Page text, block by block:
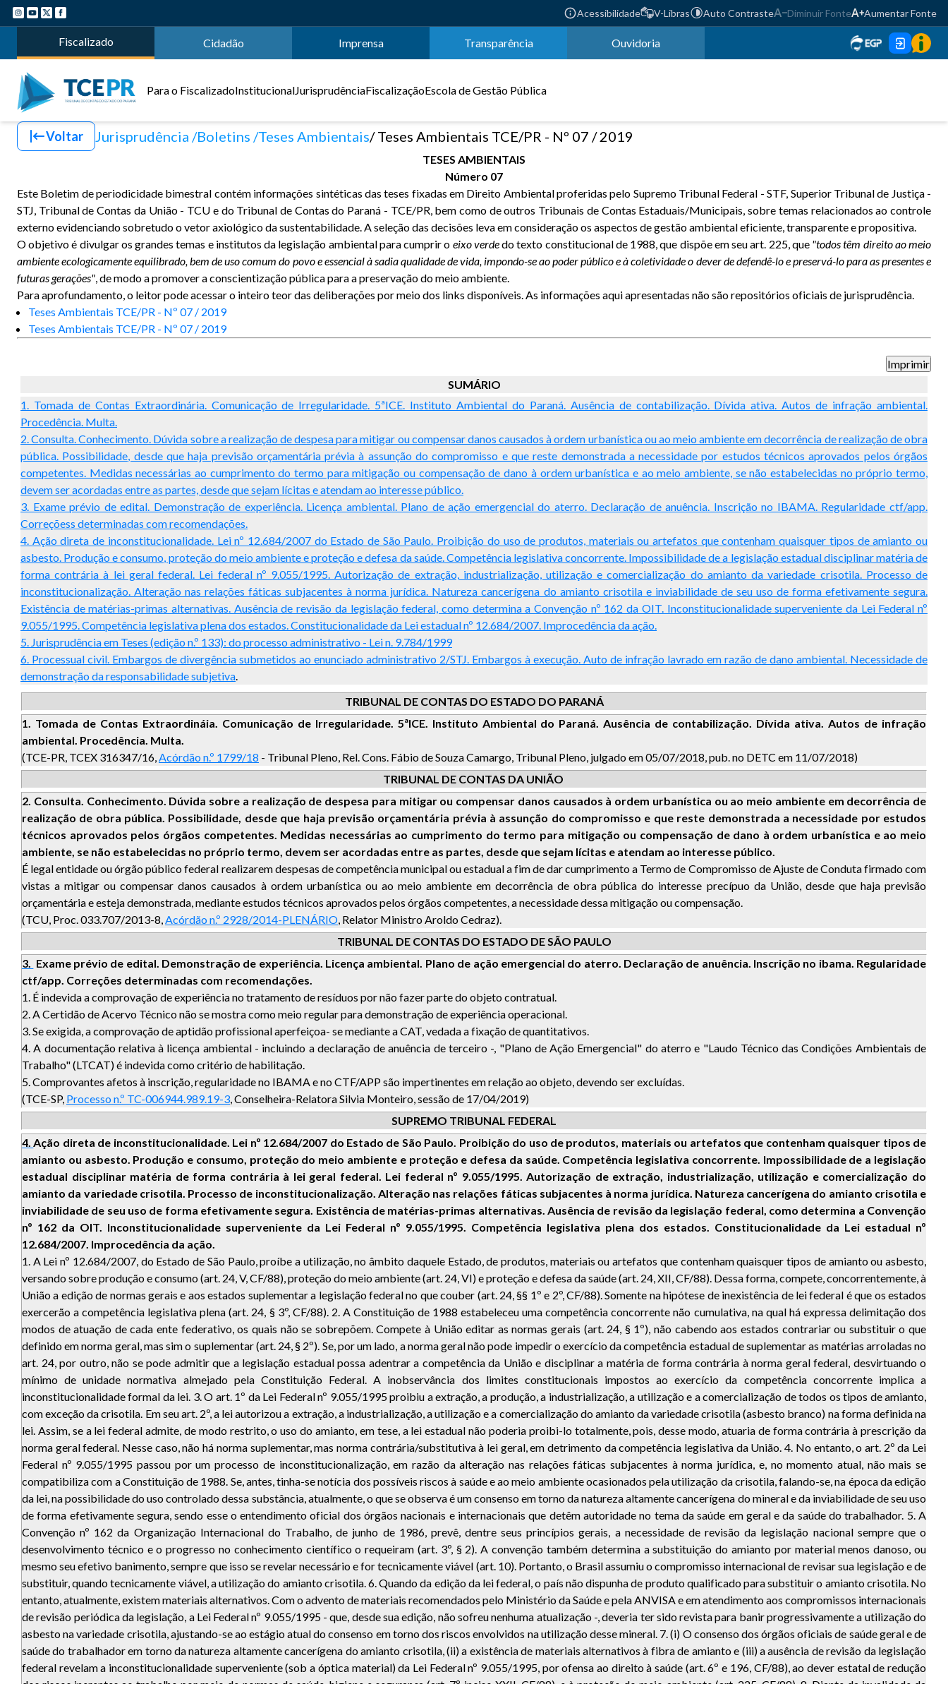
Acessibilidade V-Libras Auto Contraste Diminuir Fonte Aumentar Fonte
Fiscalizado Cidadão Imprensa Transparência Ouvidoria
Para o FiscalizadoInstitucionalJurisprudênciaFiscalizaçãoEscola de Gestão Pública
Voltar Jurisprudência Boletins Teses Ambientais Teses Ambientais TCE/PR - Nº 07 / 2019
TESES AMBIENTAIS
Número 07
Este Boletim de periodicidade bimestral contém informações sintéticas das teses fixadas em Direito Ambiental proferidas pelo Supremo Tribunal Federal - STF, Superior Tribunal de Justiça -
STJ, Tribunal de Contas da União - TCU e do Tribunal de Contas do Paraná - TCE/PR, bem como de outros Tribunais de Contas Estaduais/Municipais, sobre temas relacionados ao controle
externo evidenciando sobretudo o vetor axiológico da sustentabilidade. A seleção das decisões leva em consideração os aspectos de gestão ambiental eficiente, transparente e propositiva.
O objetivo é divulgar os grandes temas e institutos da legislação ambiental para cumprir o eixo verdedo texto constitucional de 1988, que dispõe em seu art. 225, que "todos têm direito ao meio
ambiente ecologicamente equilibrado, bem de uso comum do povo e essencial à sadia qualidade de vida, impondo-se ao poder público e à coletividade o dever de defendê-lo e preservá-lo para as presentes e
futuras gerações", de modo a promover a conscientização pública para a preservação do meio ambiente.
Para aprofundamento, o leitor pode acessar o inteiro teor das deliberações por meio dos links disponíveis. As informações aqui apresentadas não são repositórios oficiais de jurisprudência.
Teses Ambientais TCE/PR - Nº 07 / 2019
Teses Ambientais TCE/PR - Nº 07 / 2019
SUMÁRIO
1. Tomada de Contas Extraordinária. Comunicação de Irregularidade. 5ªICE. Instituto Ambiental do Paraná. Ausência de contabilização. Dívida ativa. Autos de infração ambiental.
Procedência. Multa.
2. Consulta. Conhecimento. Dúvida sobre a realização de despesa para mitigar ou compensar danos causados à ordem urbanística ou ao meio ambiente em decorrência de realização de obra
pública. Possibilidade, desde que haja previsão orçamentária prévia à assunção do compromisso e que reste demonstrada a necessidade por estudos técnicos aprovados pelos órgãos
competentes. Medidas necessárias ao cumprimento do termo para mitigação ou compensação de dano à ordem urbanística e ao meio ambiente, se não estabelecidas no próprio termo,
devem ser acordadas entre as partes, desde que sejam lícitas e atendam ao interesse público.
3. Exame prévio de edital. Demonstração de experiência. Licença ambiental. Plano de ação emergencial do aterro. Declaração de anuência. Inscrição no IBAMA. Regularidade ctf/app.
Correçõess determinadas com recomendações.
4. Ação direta de inconstitucionalidade. Lei nº 12.684/2007 do Estado de São Paulo. Proibição do uso de produtos, materiais ou artefatos que contenham quaisquer tipos de amianto ou
asbesto. Produção e consumo, proteção do meio ambiente e proteção e defesa da saúde. Competência legislativa concorrente. Impossibilidade de a legislação estadual disciplinar matéria de
forma contrária à lei geral federal. Lei federal nº 9.055/1995. Autorização de extração, industrialização, utilização e comercialização do amianto da variedade crisotila. Processo de
inconstitucionalização. Alteração nas relações fáticas subjacentes à norma jurídica. Natureza cancerígena do amianto crisotila e inviabilidade de seu uso de forma efetivamente segura.
Existência de matérias-primas alternativas. Ausência de revisão da legislação federal, como determina a Convenção nº 162 da OIT. Inconstitucionalidade superveniente da Lei Federal nº
9.055/1995. Competência legislativa plena dos estados. Constitucionalidade da Lei estadual nº 12.684/2007. Improcedência da ação.
5. Jurisprudência em Teses (edição n.º 133): do processo administrativo - Lei n. 9.784/1999
6. Processual civil. Embargos de divergência submetidos ao enunciado administrativo 2/STJ. Embargos à execução. Auto de infração lavrado em razão de dano ambiental. Necessidade de
demonstração da responsabilidade subjetiva.
TRIBUNAL DE CONTAS DO ESTADO DO PARANÁ
1. Tomada de Contas Extraordináia. Comunicação de Irregularidade. 5ªICE. Instituto Ambiental do Paraná. Ausência de contabilização. Dívida ativa. Autos de infração
ambiental. Procedência. Multa.
(TCE-PR, TCEX 316347/16,Acórdão n.º 1799/18 - Tribunal Pleno, Rel. Cons. Fábio de Souza Camargo, Tribunal Pleno, julgado em 05/07/2018, pub. no DETC em 11/07/2018)
TRIBUNAL DE CONTAS DA UNIÃO
2. Consulta. Conhecimento. Dúvida sobre a realização de despesa para mitigar ou compensar danos causados à ordem urbanística ou ao meio ambiente em decorrência de
realização de obra pública. Possibilidade, desde que haja previsão orçamentária prévia à assunção do compromisso e que reste demonstrada a necessidade por estudos
técnicos aprovados pelos órgãos competentes. Medidas necessárias ao cumprimento do termo para mitigação ou compensação de dano à ordem urbanística e ao meio
ambiente, se não estabelecidas no próprio termo, devem ser acordadas entre as partes, desde que sejam lícitas e atendam ao interesse público.
É legal entidade ou órgão público federal realizarem despesas de competência municipal ou estadual a fim de dar cumprimento a Termo de Compromisso de Ajuste de Conduta firmado com
vistas a mitigar ou compensar danos causados à ordem urbanística ou ao meio ambiente em decorrência de obra pública do interesse precípuo da União, desde que haja previsão
orçamentária e esteja demonstrada, mediante estudos técnicos aprovados pelos órgãos competentes, a necessidade dessa mitigação ou compensação.
(TCU, Proc. 033.707/2013-8,Acórdão n.º 2928/2014-PLENÁRIO, Relator Ministro Aroldo Cedraz).
TRIBUNAL DE CONTAS DO ESTADO DE SÃO PAULO
3. Exame prévio de edital. Demonstração de experiência. Licença ambiental. Plano de ação emergencial do aterro. Declaração de anuência. Inscrição no ibama. Regularidade
ctf/app. Correções determinadas com recomendações.
1. É indevida a comprovação de experiência no tratamento de resíduos por não fazer parte do objeto contratual.
2. A Certidão de Acervo Técnico não se mostra como meio regular para demonstração de experiência operacional.
3. Se exigida, a comprovação de aptidão profissional aperfeiçoa- se mediante a CAT, vedada a fixação de quantitativos.
4. A documentação relativa à licença ambiental - incluindo a declaração de anuência de terceiro -, "Plano de Ação Emergencial" do aterro e "Laudo Técnico das Condições Ambientais de
Trabalho" (LTCAT) é indevida como critério de habilitação.
5. Comprovantes afetos à inscrição, regularidade no IBAMA e no CTF/APP são impertinentes em relação ao objeto, devendo ser excluídas.
(TCE-SP, Processo n.º TC-006944.989.19-3, Conselheira-Relatora Silvia Monteiro, sessão de 17/04/2019)
SUPREMO TRIBUNAL FEDERAL
4.Ação direta de inconstitucionalidade. Lei nº 12.684/2007 do Estado de São Paulo. Proibição do uso de produtos, materiais ou artefatos que contenham quaisquer tipos de
amianto ou asbesto. Produção e consumo, proteção do meio ambiente e proteção e defesa da saúde. Competência legislativa concorrente. Impossibilidade de a legislação
estadual disciplinar matéria de forma contrária à lei geral federal. Lei federal nº 9.055/1995. Autorização de extração, industrialização, utilização e comercialização do
amianto da variedade crisotila. Processo de inconstitucionalização. Alteração nas relações fáticas subjacentes à norma jurídica. Natureza cancerígena do amianto crisotila e
inviabilidade de seu uso de forma efetivamente segura. Existência de matérias-primas alternativas. Ausência de revisão da legislação federal, como determina a Convenção
nº 162 da OIT. Inconstitucionalidade superveniente da Lei Federal nº 9.055/1995. Competência legislativa plena dos estados. Constitucionalidade da Lei estadual nº
12.684/2007. Improcedência da ação.
1. A Lei nº 12.684/2007, do Estado de São Paulo, proíbe a utilização, no âmbito daquele Estado, de produtos, materiais ou artefatos que contenham quaisquer tipos de amianto ou asbesto,
versando sobre produção e consumo (art. 24, V, CF/88), proteção do meio ambiente (art. 24, VI) e proteção e defesa da saúde (art. 24, XII, CF/88). Dessa forma, compete, concorrentemente, à
União a edição de normas gerais e aos estados suplementar a legislação federal no que couber (art. 24, §§ 1º e 2º, CF/88). Somente na hipótese de inexistência de lei federal é que os estados
exercerão a competência legislativa plena (art. 24, § 3º, CF/88). 2. A Constituição de 1988 estabeleceu uma competência concorrente não cumulativa, na qual há expressa delimitação dos
modos de atuação de cada ente federativo, os quais não se sobrepõem. Compete à União editar as normas gerais (art. 24, § 1º), não cabendo aos estados contrariar ou substituir o que
definido em norma geral, mas sim o suplementar (art. 24, § 2º). Se, por um lado, a norma geral não pode impedir o exercício da competência estadual de suplementar as matérias arroladas no
art. 24, por outro, não se pode admitir que a legislação estadual possa adentrar a competência da União e disciplinar a matéria de forma contrária à norma geral federal, desvirtuando o
mínimo de unidade normativa almejado pela Constituição Federal. A inobservância dos limites constitucionais impostos ao exercício da competência concorrente implica a
inconstitucionalidade formal da lei. 3. O art. 1º da Lei Federal nº 9.055/1995 proibiu a extração, a produção, a industrialização, a utilização e a comercialização de todos os tipos de amianto,
com exceção da crisotila. Em seu art. 2º, a lei autorizou a extração, a industrialização, a utilização e a comercialização do amianto da variedade crisotila (asbesto branco) na forma definida na
lei. Assim, se a lei federal admite, de modo restrito, o uso do amianto, em tese, a lei estadual não poderia proibi-lo totalmente, pois, desse modo, atuaria de forma contrária à prescrição da
norma geral federal. Nesse caso, não há norma suplementar, mas norma contrária/substitutiva à lei geral, em detrimento da competência legislativa da União. 4. No entanto, o art. 2º da Lei
Federal nº 9.055/1995 passou por um processo de inconstitucionalização, em razão da alteração nas relações fáticas subjacentes à norma jurídica, e, no momento atual, não mais se
compatibiliza com a Constituição de 1988. Se, antes, tinha-se notícia dos possíveis riscos à saúde e ao meio ambiente ocasionados pela utilização da crisotila, falando-se, na época da edição
da lei, na possibilidade do uso controlado dessa substância, atualmente, o que se observa é um consenso em torno da natureza altamente cancerígena do mineral e da inviabilidade de seu uso
de forma efetivamente segura, sendo esse o entendimento oficial dos órgãos nacionais e internacionais que detêm autoridade no tema da saúde em geral e da saúde do trabalhador. 5. A
Convenção nº 162 da Organização Internacional do Trabalho, de junho de 1986, prevê, dentre seus princípios gerais, a necessidade de revisão da legislação nacional sempre que o
desenvolvimento técnico e o progresso no conhecimento científico o requeiram (art. 3º, § 2). A convenção também determina a substituição do amianto por material menos danoso, ou
mesmo seu efetivo banimento, sempre que isso se revelar necessário e for tecnicamente viável (art. 10). Portanto, o Brasil assumiu o compromisso internacional de revisar sua legislação e de
substituir, quando tecnicamente viável, a utilização do amianto crisotila. 6. Quando da edição da lei federal, o país não dispunha de produto qualificado para substituir o amianto crisotila. No
entanto, atualmente, existem materiais alternativos. Com o advento de materiais recomendados pelo Ministério da Saúde e pela ANVISA e em atendimento aos compromissos internacionais
de revisão periódica da legislação, a Lei Federal nº 9.055/1995 - que, desde sua edição, não sofreu nenhuma atualização -, deveria ter sido revista para banir progressivamente a utilização do
asbesto na variedade crisotila, ajustando-se ao estágio atual do consenso em torno dos riscos envolvidos na utilização desse mineral. 7. (i) O consenso dos órgãos oficiais de saúde geral e de
saúde do trabalhador em torno da natureza altamente cancerígena do amianto crisotila, (ii) a existência de materiais alternativos à fibra de amianto e (iii) a ausência de revisão da legislação
federal revelam a inconstitucionalidade superveniente (sob a óptica material) da Lei Federal nº 9.055/1995, por ofensa ao direito à saúde (art. 6º e 196, CF/88), ao dever estatal de redução